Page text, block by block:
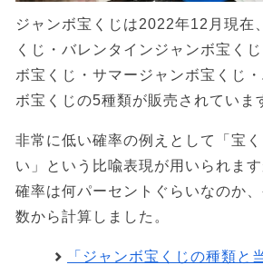
ジャンボ宝くじは2022年12月現在
くじ・バレンタインジャンボ宝く
ボ宝くじ・サマージャンボ宝くじ
ボ宝くじの5種類が販売されていま
非常に低い確率の例えとして「宝
い」という比喩表現が用いられま
確率は何パーセントぐらいなのか
数から計算しました。
「ジャンボ宝くじの種類と